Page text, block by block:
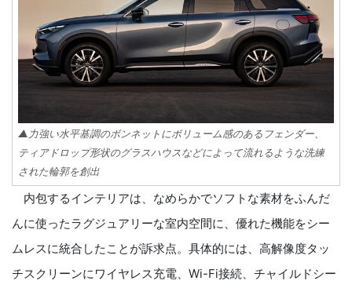
▲力強い水平基調のボンネットにボリューム感のあるフェンダー、
ティアドロップ形状のグラスハウスなどによって流れるような洗練
された輪郭を創出
内包するインテリアは、なめらかでソフトな素材をふんだ
んに使ったラグジュアリーな室内空間に、優れた機能をシー
ムレスに統合したことが訴求点。具体的には、高解像度タッ
チスクリーンにワイヤレス充電、Wi-Fi接続、チャイルドシー